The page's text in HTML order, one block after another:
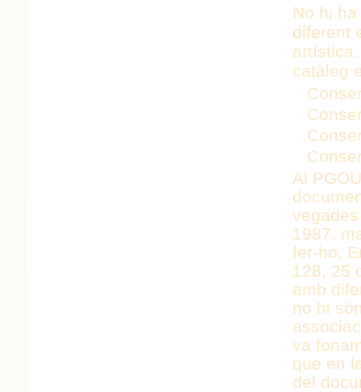
No hi
diferent
catàleg
Al
1987,
fer-ho.
128, 25
amb
no hi
va
que en
del